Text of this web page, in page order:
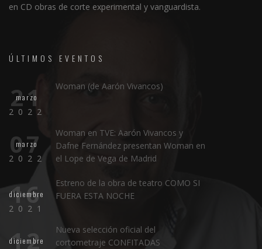
en CD obras de corte experimental y vanguardista.
ÚLTIMOS EVENTOS
21
marzo
2022
Woman (de Aarón Vivancos)
07
marzo
2022
Woman en TVE: Aarón Vivancos y
Dafne Fernández presentan Woman en
el Lope de Vega de Madrid
16
diciembre
2021
Estreno de la obra de teatro COMO SI
FUERA ESTA NOCHE
12
diciembre
Nueva selección oficial del
cortometraje CONFITADAS